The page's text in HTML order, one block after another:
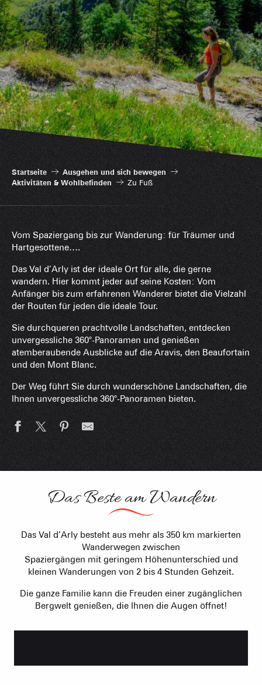
Startseite
Ausgehen und sich bewegen
Aktivitäten & Wohlbefinden
Zu Fuß
Vom Spaziergang bis zur Wanderung: für Träumer und
Hartgesottene….
Das Val d’Arly ist der ideale Ort für alle, die gerne
wandern. Hier kommt jeder auf seine Kosten: Vom
Anfänger bis zum erfahrenen Wanderer bietet die Vielzahl
der Routen für jeden die ideale Tour.
Sie durchqueren prachtvolle Landschaften, entdecken
unvergessliche 360°-Panoramen und genießen
atemberaubende Ausblicke auf die Aravis, den Beaufortain
und den Mont Blanc.
Der Weg führt Sie durch wunderschöne Landschaften, die
Ihnen unvergessliche 360°-Panoramen bieten.
Das Beste am Wandern
Das Val d’Arly besteht aus mehr als 350 km markierten
Wanderwegen zwischen
Spaziergängen mit geringem Höhenunterschied und
kleinen Wanderungen von 2 bis 4 Stunden Gehzeit.
Die ganze Familie kann die Freuden einer zugänglichen
Bergwelt genießen, die Ihnen die Augen öffnet!
Wanderrouten
Sie suchen nach Ideen für Spaziergänge oder
Spaß, Begegnungen, Abwechslung und reine
Luft… im Herzen unserer unberührten Täler
und...
ALLE ROUTEN ANZEIGEN
KOSTENLOSE ANWENDUNG
Alpine Spuren